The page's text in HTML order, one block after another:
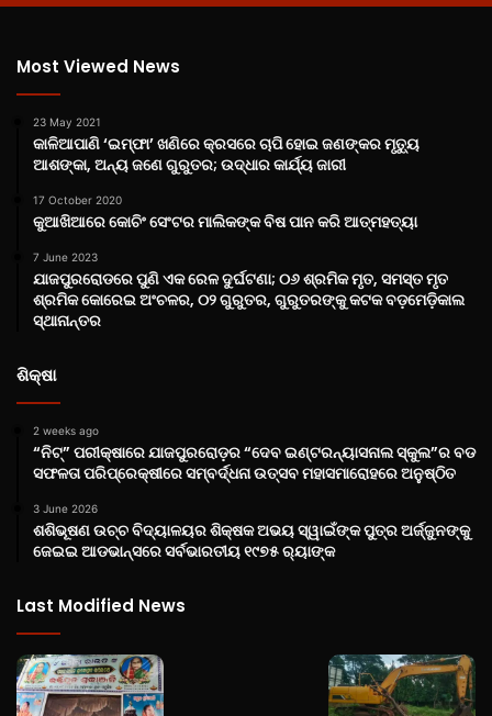
Most Viewed News
23 May 2021
କାଳିଆପାଣି ‘ଇମ୍ଫା’ ଖଣିରେ କ୍ରସରେ ଚାପି ହୋଇ ଜଣଙ୍କର ମୃତ୍ୟୁ
ଆଶଙ୍କା, ଅନ୍ୟ ଜଣେ ଗୁରୁତର; ଉଦ୍ଧାର କାର୍ଯ୍ୟ ଜାରୀ
17 October 2020
କୁଆଖିଆରେ କୋଚିଂ ସେଂଟର ମାଲିକଙ୍କ ବିଷ ପାନ କରି ଆତ୍ମହତ୍ୟା
7 June 2023
ଯାଜପୁରରୋଡରେ ପୁଣି ଏକ ରେଳ ଦୁର୍ଘଟଣା; ୦୬ ଶ୍ରମିକ ମୃତ, ସମସ୍ତ ମୃତ
ଶ୍ରମିକ କୋରେଇ ଅଂଚଳର, ୦୨ ଗୁରୁତର, ଗୁରୁତରଙ୍କୁ କଟକ ବଡ଼ମେଡ଼ିକାଲ
ସ୍ଥାନାନ୍ତର
ଶିକ୍ଷା
2 weeks ago
“ନିଟ୍‌” ପରୀକ୍ଷାରେ ଯାଜପୁରରୋଡ଼ର “ଦେବ ଇଣ୍ଟରନ୍ୟାସନାଲ ସ୍କୁଲ”ର ବଡ
ସଫଳତା ପରିପ୍ରେକ୍ଷୀରେ ସମ୍ବର୍ଦ୍ଧନା ଉତ୍ସବ ମହାସମାରୋହରେ ଅନୁଷ୍ଠିତ
3 June 2026
ଶଶିଭୂଷଣ ଉଚ୍ଚ ବିଦ୍ୟାଳୟର ଶିକ୍ଷକ ଅଭୟ ସ୍ୱାଇଁଙ୍କ ପୁତ୍ର ଅର୍ଜ୍ଜୁନଙ୍କୁ
ଜେଇଇ ଆଡଭାନ୍ସରେ ସର୍ବଭାରତୀୟ ୧୯୭୫ ର‌୍ୟାଙ୍କ
Last Modified News